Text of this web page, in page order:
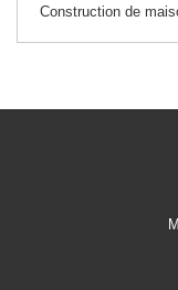
Construction de